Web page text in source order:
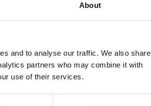
About
and to analyse our traffic. We also share
partners who may combine it with
use of their services.